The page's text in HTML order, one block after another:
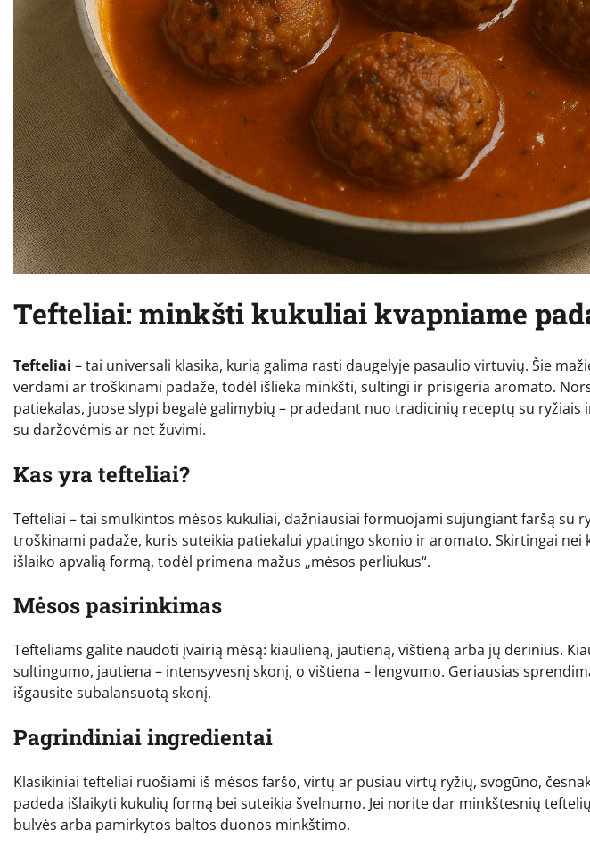
Tefteliai: minkšti kukuliai kvapniame
Tefteliai – tai universali klasika, kurią galima rasti daugelyje pasaulio virtuvių. Šie
verdami ar troškinami padaže, todėl išlieka minkšti, sultingi ir prisigeria aromato.
patiekalas, juose slypi begalė galimybių – pradedant nuo tradicinių receptų su
su daržovėmis ar net žuvimi.
Kas yra tefteliai?
Tefteliai – tai smulkintos mėsos kukuliai, dažniausiai formuojami sujungiant faršą su
troškinami padaže, kuris suteikia patiekalui ypatingo skonio ir aromato. Skirtingai
išlaiko apvalią formą, todėl primena mažus „mėsos perliukus“.
Mėsos pasirinkimas
Tefteliams galite naudoti įvairią mėsą: kiaulieną, jautieną, vištieną arba jų derinius.
sultingumo, jautiena – intensyvesnį skonį, o vištiena – lengvumo. Geriausias
išgausite subalansuotą skonį.
Pagrindiniai ingredientai
Klasikiniai tefteliai ruošiami iš mėsos faršo, virtų ar pusiau virtų ryžių, svogūno,
padeda išlaikyti kukulių formą bei suteikia švelnumo. Jei norite dar minkštesnių
bulvės arba pamirkytos baltos duonos minkštimo.